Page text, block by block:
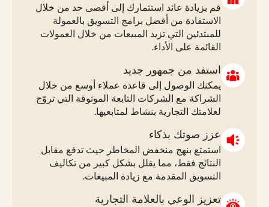
قم بزيادة عائد استثمارك إلى أقصى حد من خلال
الاستفادة من أفضل برامج التسويق بالعمولة
للمبتدئين التي تزيد المبيعات من خلال العمولات
القائمة على الأداء.
استفد من جمهور جديد
يمكنك الوصول إلى قاعدة عملاء أوسع من خلال
الشراكة مع الشركات التابعة الموثوقة التي تروّج
لعلامتك التجارية بنشاط لمتابعيها.
عزز صوتك بذكاء
استمتع بنهج منخفض المخاطر حيث تدفع مقابل
النتائج فقط، مما يقلل بشكل كبير من تكاليف
التسويق المقدمة مع زيادة المبيعات.
تعزيز الوعي بالعلامة التجارية